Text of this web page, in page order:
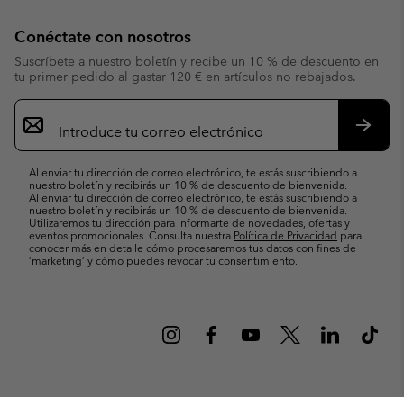
Conéctate con nosotros
Suscríbete a nuestro boletín y recibe un 10 % de descuento en
tu primer pedido al gastar 120 € en artículos no rebajados.
Suscripción
de
correo
Al enviar tu dirección de correo electrónico, te estás suscribiendo a
nuestro boletín y recibirás un 10 % de descuento de bienvenida.
Al enviar tu dirección de correo electrónico, te estás suscribiendo a
nuestro boletín y recibirás un 10 % de descuento de bienvenida.
Utilizaremos tu dirección para informarte de novedades, ofertas y
eventos promocionales. Consulta nuestra Política de Privacidad para
conocer más en detalle cómo procesaremos tus datos con fines de
’marketing’ y cómo puedes revocar tu consentimiento.